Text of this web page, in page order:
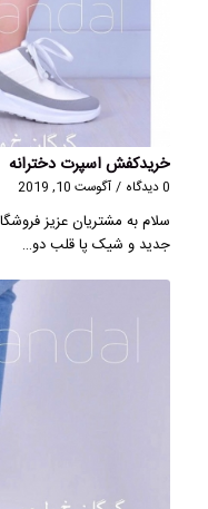
خریدکفش اسپرت دخترانه
0 دیدگاه / آگوست 10, 2019
سلام به مشتریان عزیز
جدید و شیک پا قلب دو…